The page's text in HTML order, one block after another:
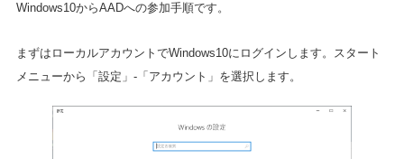
Windows10からAADへの参加手順です。
まずはローカルアカウントでWindows10にログインします。スタート
メニューから「設定」-「アカウント」を選択します。